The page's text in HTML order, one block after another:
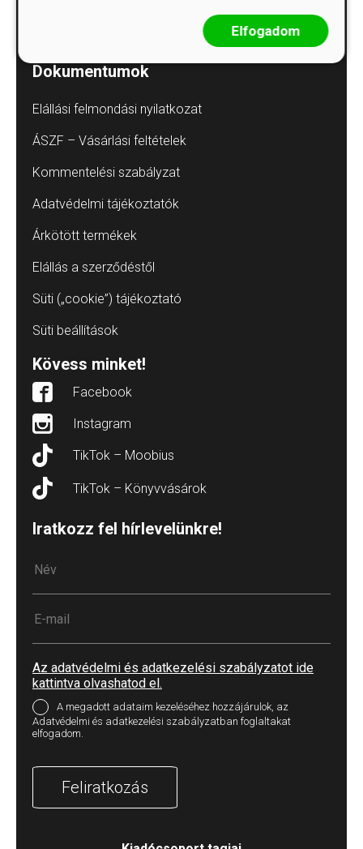
alexandra.ugyfelszolgalat@alexandra.hu
Dokumentumok
Elállási felmondási nyilatkozat
ÁSZF – Vásárlási feltételek
Kommentelési szabályzat
Adatvédelmi tájékoztatók
Árkötött termékek
Elállás a szerződéstől
Süti („cookie”) tájékoztató
Süti beállítások
Kövess minket!
Facebook
Instagram
TikTok – Moobius
TikTok – Könyvvásárok
Iratkozz fel hírlevelünkre!
Az adatvédelmi és adatkezelési szabályzatot ide
kattintva olvashatod el.
A megadott adataim kezeléséhez hozzájárulok, az
Adatvédelmi és adatkezelési szabályzatban foglaltakat
elfogadom.
Feliratkozás
Elfogadom